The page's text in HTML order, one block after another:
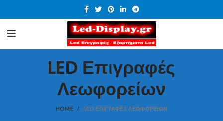
LED Επιγραφές
Λεωφορείων
HOME LED ΕΠΙΓΡΑΦΈΣ ΛΕΩΦΟΡΕΊΩΝ